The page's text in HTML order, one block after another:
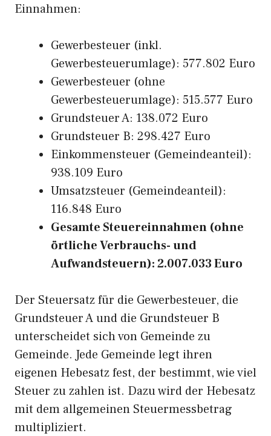
Einnahmen:
Gewerbesteuer (inkl.
Gewerbesteuerumlage): 577.802 Euro
Gewerbesteuer (ohne
Gewerbesteuerumlage): 515.577 Euro
Grundsteuer A: 138.072 Euro
Grundsteuer B: 298.427 Euro
Einkommensteuer (Gemeindeanteil):
938.109 Euro
Umsatzsteuer (Gemeindeanteil):
116.848 Euro
Gesamte Steuereinnahmen (ohne
örtliche Verbrauchs- und
Aufwandsteuern): 2.007.033 Euro
Der Steuersatz für die Gewerbesteuer, die
Grundsteuer A und die Grundsteuer B
unterscheidet sich von Gemeinde zu
Gemeinde. Jede Gemeinde legt ihren
eigenen Hebesatz fest, der bestimmt, wie viel
Steuer zu zahlen ist. Dazu wird der Hebesatz
mit dem allgemeinen Steuermessbetrag
multipliziert.